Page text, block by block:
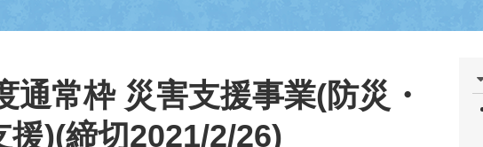
常枠 災害支援事業(防災・
)(締切2021/2/26)